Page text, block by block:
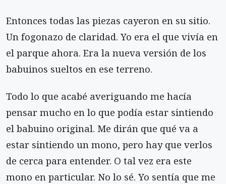
Entonces todas las piezas cayeron en su sitio.
Un fogonazo de claridad. Yo era el que vivía en
el parque ahora. Era la nueva versión de los
babuinos sueltos en ese terreno.
Todo lo que acabé averiguando me hacía
pensar mucho en lo que podía estar sintiendo
el babuino original. Me dirán que qué va a
estar sintiendo un mono, pero hay que verlos
de cerca para enten­der. O tal vez era este
mono en particular. No lo sé. Yo sentía que me